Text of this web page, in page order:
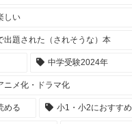
しい
出題された（されそうな）本
中学受験2024年
ニメ化・ドラマ化
める 小1・小2におすすめ